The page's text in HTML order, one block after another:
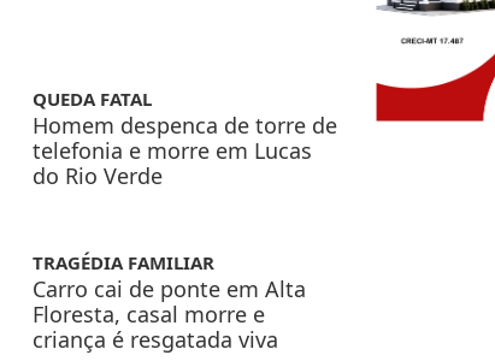
QUEDA FATAL
Homem despenca de torre de
telefonia e morre em Lucas
do Rio Verde
TRAGÉDIA FAMILIAR
Carro cai de ponte em Alta
Floresta, casal morre e
criança é resgatada viva